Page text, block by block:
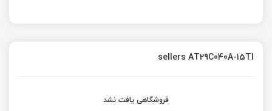
sellers AT29C040A-15TI
فروشگاهی یافت نشد